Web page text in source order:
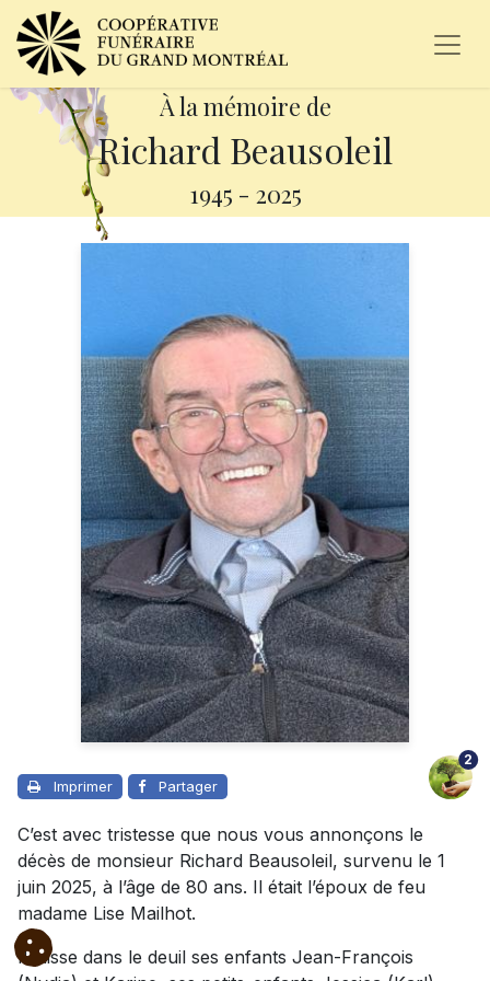
À la mémoire de
Richard Beausoleil
1945 - 2025
Imprimer Partager
2
C’est avec tristesse que nous vous annonçons le
décès de monsieur Richard Beausoleil, survenu le 1
juin 2025, à l’âge de 80 ans. Il était l’époux de feu
madame Lise Mailhot.
Il laisse dans le deuil ses enfants Jean-François